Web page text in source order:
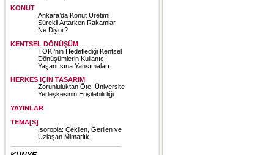
KONUT
Ankara’da Konut Üretimi
Sürekli Artarken Rakamlar
Ne Diyor?
KENTSEL DÖNÜŞÜM
TOKİ’nin Hedeflediği Kentsel
Dönüşümlerin Kullanıcı
Yaşantısına Yansımaları
HERKES İÇİN TASARIM
Zorunluluktan Öte: Üniversite
Yerleşkesinin Erişilebilirliği
YAYINLAR
TEMA[S]
Isoropia: Çekilen, Gerilen ve
Uzlaşan Mimarlık